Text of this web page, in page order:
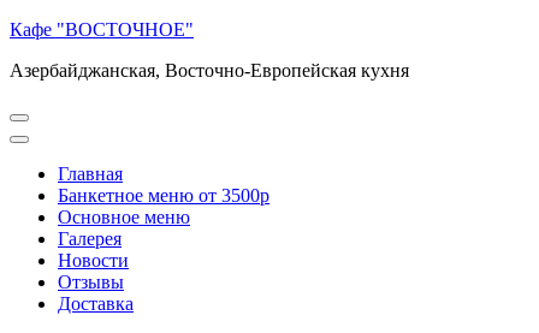
Перейти
содержимому
Enter)
Кафе "ВОСТОЧНОЕ"
Азербайджанская, Восточно-Европейская кухня
Главная
Банкетное меню от 3500р
Основное меню
Галерея
Новости
Отзывы
Доставка